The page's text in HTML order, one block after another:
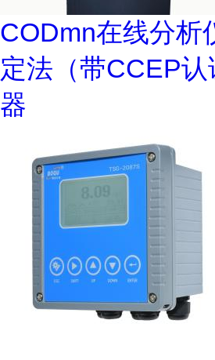
CODmn在线分析
定法（带CCEP
器